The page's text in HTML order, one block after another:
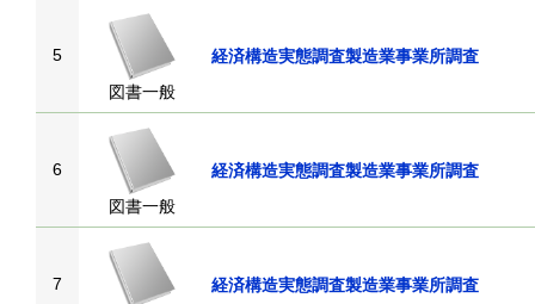
5
図書一般
経済構造実態調査製造業事業所調査
6
図書一般
経済構造実態調査製造業事業所調査
7
経済構造実態調査製造業事業所調査